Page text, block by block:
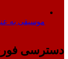
موسیقی به
دسترسی